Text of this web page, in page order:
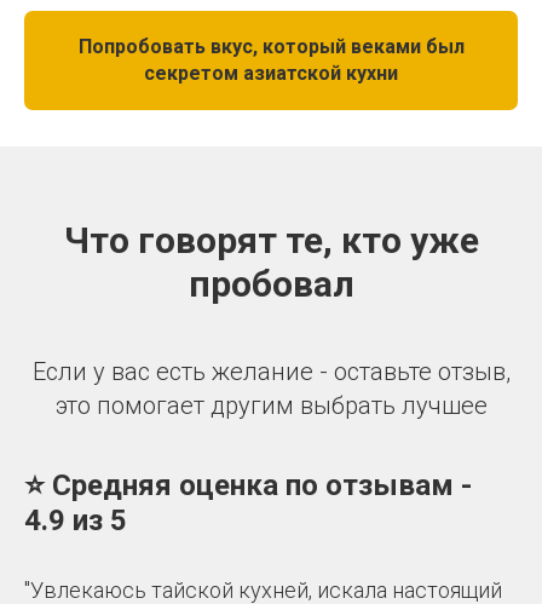
Попробовать вкус, который веками был
секретом азиатской кухни
Что говорят те, кто уже
пробовал
Если у вас есть желание - оставьте отзыв,
это помогает другим выбрать лучшее
⭐ Средняя оценка по отзывам -
4.9 из 5
"Увлекаюсь тайской кухней, искала настоящий